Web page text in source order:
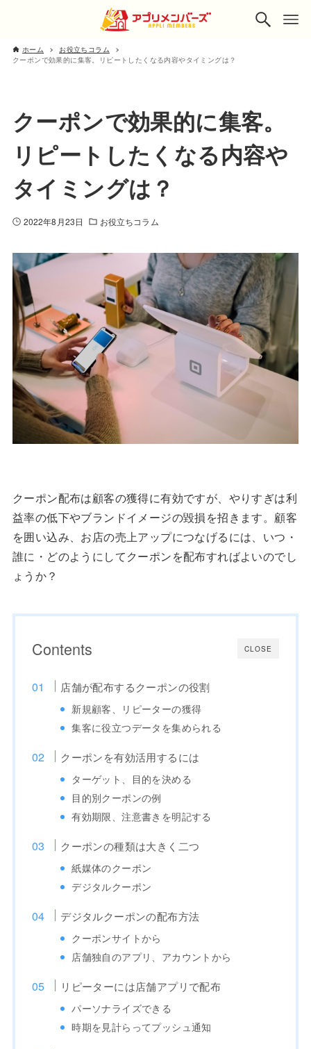
ホーム
お役立ちコラム
クーポンで効果的に集客。リピートしたくなる内容やタイミングは？
クーポンで効果的に集客。
リピートしたくなる内容や
タイミングは？
2022年8月23日 お役立ちコラム
クーポン配布は顧客の獲得に有効ですが、やりすぎは利
益率の低下やブランドイメージの毀損を招きます。顧客
を囲い込み、お店の売上アップにつなげるには、いつ・
誰に・どのようにしてクーポンを配布すればよいのでし
ょうか？
CLOSE
Contents
店舗が配布するクーポンの役割
新規顧客、リピーターの獲得
集客に役立つデータを集められる
クーポンを有効活用するには
ターゲット、目的を決める
目的別クーポンの例
有効期限、注意書きを明記する
クーポンの種類は大きく二つ
紙媒体のクーポン
デジタルクーポン
デジタルクーポンの配布方法
クーポンサイトから
店舗独自のアプリ、アカウントから
リピーターには店舗アプリで配布
パーソナライズできる
時期を見計らってプッシュ通知